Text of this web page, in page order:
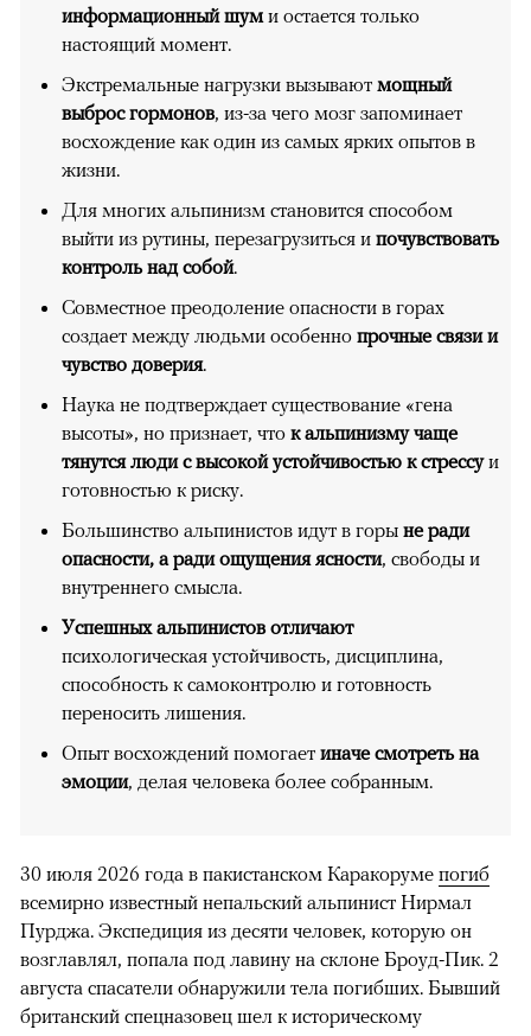
информационный шум и остается только
настоящий момент.
Экстремальные нагрузки вызывают мощный
выброс гормонов, из-за чего мозг запоминает
восхождение как один из самых ярких опытов в
жизни.
Для многих альпинизм становится способом
выйти из рутины, перезагрузиться и почувствовать
контроль над собой.
Совместное преодоление опасности в горах
создает между людьми особенно прочные связи и
чувство доверия.
Наука не подтверждает существование «гена
высоты», но признает, что к альпинизму чаще
тянутся люди с высокой устойчивостью к стрессуи
готовностью к риску.
Большинство альпинистов идут в горы не ради
опасности, а ради ощущения ясности, свободы и
внутреннего смысла.
Успешных альпинистов отличают
психологическая устойчивость, дисциплина,
способность к самоконтролю и готовность
переносить лишения.
Опыт восхождений помогает иначе смотреть на
эмоции, делая человека более собранным.
30 июля 2026 года в пакистанском Каракоруме погиб
всемирно известный непальский альпинист Нирмал
Пурджа. Экспедиция из десяти человек, которую он
возглавлял, попала под лавину на склоне Броуд-Пик. 2
августа спасатели обнаружили тела погибших. Бывший
британский спецназовец шел к историческому